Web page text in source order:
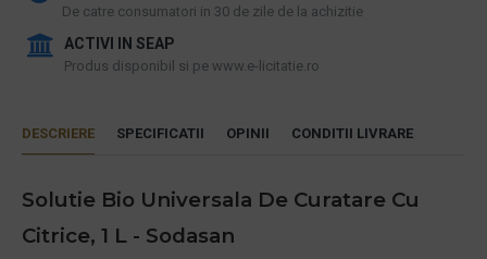
De catre consumatori in 30 de zile de la achizitie
ACTIVI IN SEAP
Produs disponibil si pe www.e-licitatie.ro
DESCRIERE SPECIFICATII OPINII CONDITII LIVRARE
Solutie Bio Universala De Curatare Cu
Citrice, 1 L - Sodasan